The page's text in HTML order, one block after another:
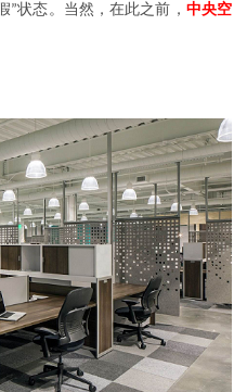
”状态。当然，在此之前， 中央空